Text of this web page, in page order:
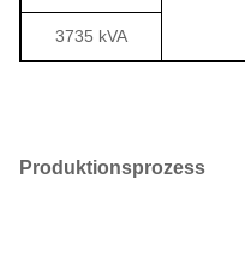
3735 kVA
Produktionsprozess